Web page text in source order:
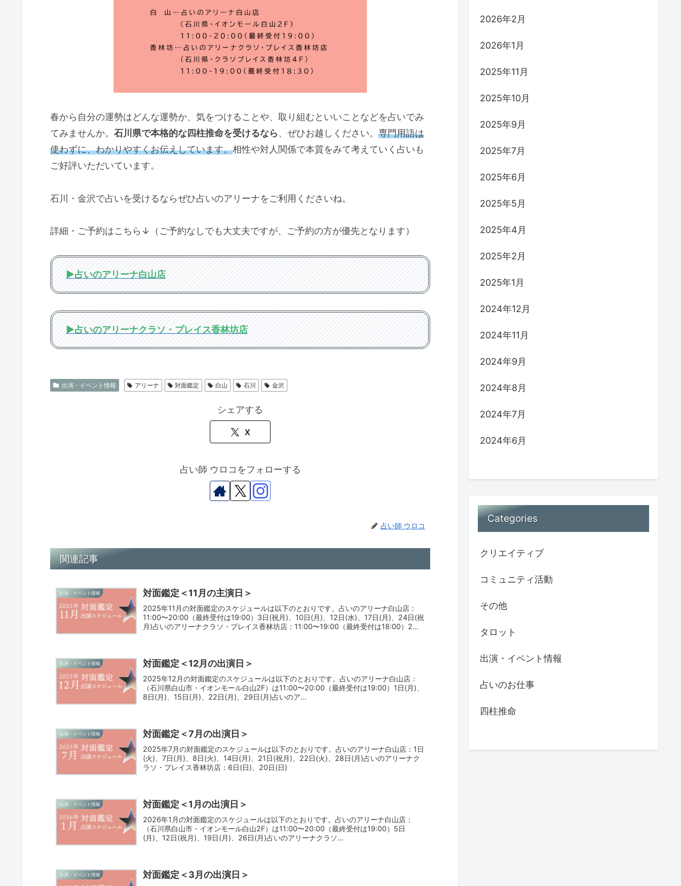
春から自分の運勢はどんな運勢か、気をつけることや、取り組むといいことなどを占いでみ
てみませんか。 石川県で本格的な四柱推命を受けるなら、ぜひお越しください。 専門用語は
使わずに、わかりやすくお伝えしています。相性や対人関係で本質をみて考えていく占いも
ご好評いただいています。
石川・金沢で占いを受けるならぜひ占いのアリーナをご利用くださいね。
詳細・ご予約はこちら↓（ご予約なしでも大丈夫ですが、ご予約の方が優先となります）
▶︎占いのアリーナ白山店
▶︎占いのアリーナクラソ・プレイス香林坊店
出演・イベント情報 アリーナ 対面鑑定 白山 石川 金沢
シェアする
X
占い師 ウロコをフォローする
占い師 ウロコ
関連記事
出演・イベント情報 対面鑑定＜11月の主演日＞
2025年11月の対面鑑定のスケジュールは以下のとおりです。占いのアリーナ白山店：
11:00〜20:00（最終受付は19:00）3日(祝月)、10日(月)、12日(水)、17日(月)、24日(祝
月)占いのアリーナクラソ・プレイス香林坊店：11:00〜19:00（最終受付は18:00）2日
出演・イベント情報 対面鑑定＜12月の出演日＞
2025年12月の対面鑑定のスケジュールは以下のとおりです。占いのアリーナ白山店：
（石川県白山市・イオンモール白山2F）は11:00〜20:00（最終受付は19:00）1日(月)、
8日(月)、15日(月)、22日(月)、29日(月)占いのア...
出演・イベント情報 対面鑑定＜7月の出演日＞
2025年7月の対面鑑定のスケジュールは以下のとおりです。占いのアリーナ白山店：1日
(火)、7日(月)、8日(火)、14日(月)、21日(祝月)、22日(火)、28日(月)占いのアリーナク
ラソ・プレイス香林坊店：6日(日)、20日(日)
出演・イベント情報 対面鑑定＜1月の出演日＞
2026年1月の対面鑑定のスケジュールは以下のとおりです。占いのアリーナ白山店：
（石川県白山市・イオンモール白山2F）は11:00〜20:00（最終受付は19:00）5日
(月)、12日(祝月)、19日(月)、26日(月)占いのアリーナクラソ...
出演・イベント情報 対面鑑定＜3月の出演日＞
2026年2月
2026年1月
2025年11月
2025年10月
2025年9月
2025年7月
2025年6月
2025年5月
2025年4月
2025年2月
2025年1月
2024年12月
2024年11月
2024年9月
2024年8月
2024年7月
2024年6月
Categories
クリエイティブ
コミュニティ活動
その他
タロット
出演・イベント情報
占いのお仕事
四柱推命